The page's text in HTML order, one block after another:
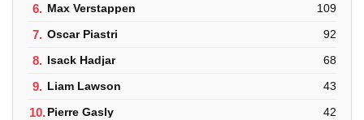
6. Max Verstappen 109
7. Oscar Piastri 92
8. Isack Hadjar 68
9. Liam Lawson 43
10.Pierre Gasly 42